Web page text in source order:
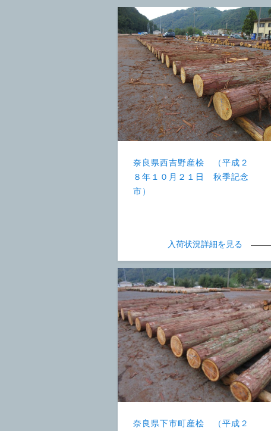
奈良県西吉野産桧 （平成２
８年１０月２１日 秋季記念
市）
入荷状況詳細を見る
奈良県下市町産桧 （平成２